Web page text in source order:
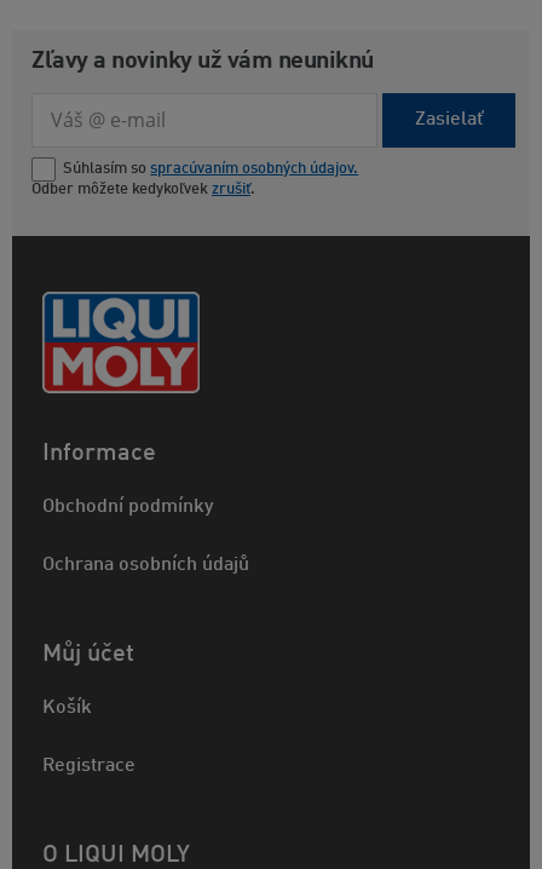
Zľavy a novinky už vám neuniknú
Zasielať
Súhlasím so spracúvaním osobných údajov.
Odber môžete kedykoľvek zrušiť.
Informace
Obchodní podmínky
Ochrana osobních údajů
Můj účet
Košík
Registrace
O LIQUI MOLY